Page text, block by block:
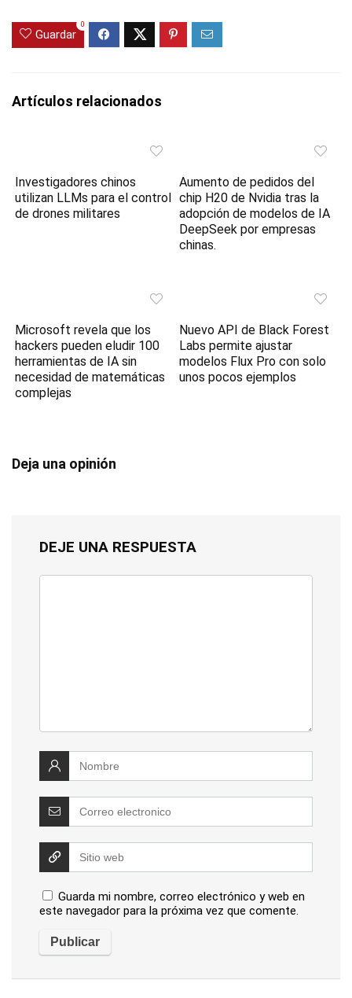
Guardar
0
Artículos relacionados
Investigadores chinos
utilizan LLMs para el control
de drones militares
Aumento de pedidos del
chip H20 de Nvidia tras la
adopción de modelos de IA
DeepSeek por empresas
chinas.
Microsoft revela que los
hackers pueden eludir 100
herramientas de IA sin
necesidad de matemáticas
complejas
Nuevo API de Black Forest
Labs permite ajustar
modelos Flux Pro con solo
unos pocos ejemplos
Deja una opinión
DEJE UNA RESPUESTA
Guarda mi nombre, correo electrónico y web en
este navegador para la próxima vez que comente.